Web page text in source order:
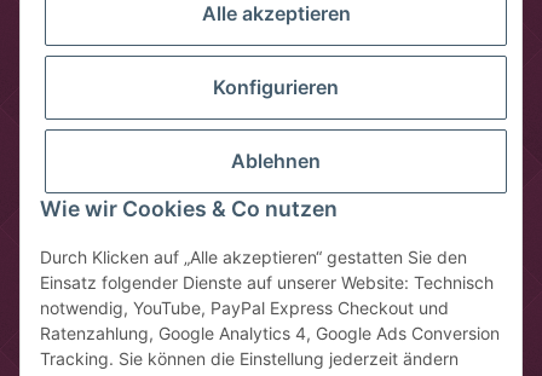
Alle akzeptieren
Konfigurieren
Ablehnen
Wie wir Cookies & Co nutzen
Durch Klicken auf „Alle akzeptieren“ gestatten Sie den
Einsatz folgender Dienste auf unserer Website: Technisch
notwendig, YouTube, PayPal Express Checkout und
Ratenzahlung, Google Analytics 4, Google Ads Conversion
Tracking. Sie können die Einstellung jederzeit ändern
* Alle Preise inkl. gesetzlicher USt., zzgl.
Versandkosten
** gilt für Lieferungen innerhalb Deutschlands, Lieferzeiten für
andere Länder entnehmen Sie bitte der Schaltfläche mit den